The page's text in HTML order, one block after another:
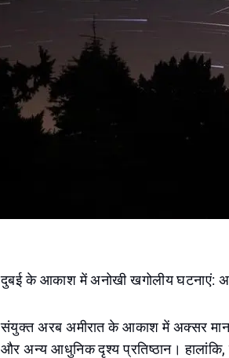
दुबई के आकाश में अनोखी खगोलीय घटनाएं:
संयुक्त अरब अमीरात के आकाश में अक्सर मानव
और अन्य आधुनिक दृश्य प्रतिष्ठान। हालांकि,